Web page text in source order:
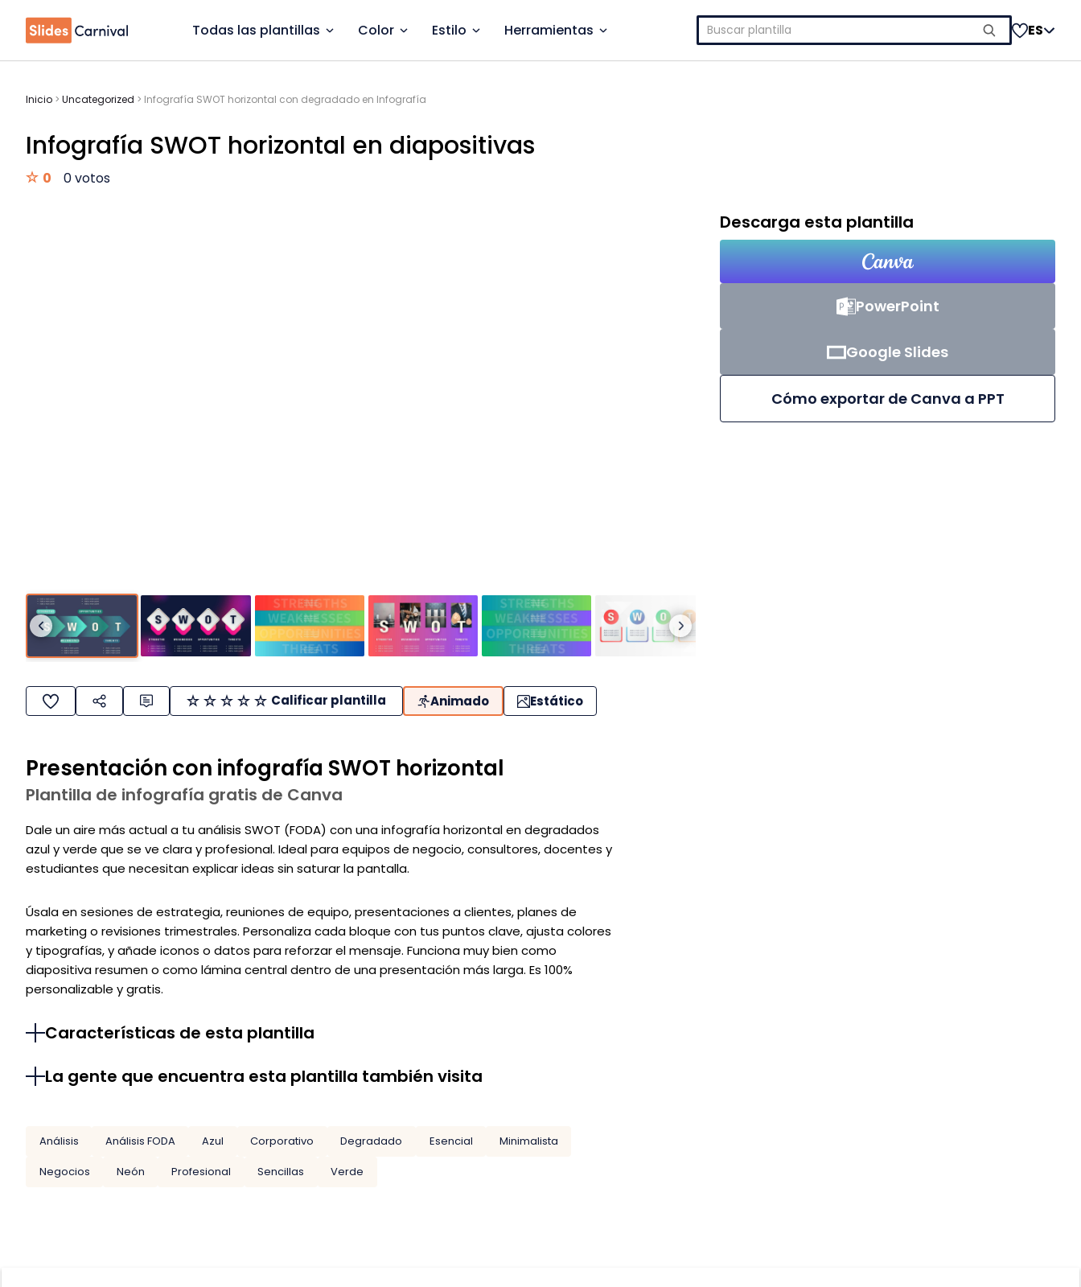
Todas las plantillas Color Estilo Herramientas Buscar: ES
Inicio > Uncategorized > Infografía SWOT horizontal con degradado en Infografía
Infografía SWOT horizontal en diapositivas
0 0 votos
Calificar plantilla Animado Estático
Presentación con infografía SWOT horizontal
Plantilla de infografía gratis de Canva
Dale un aire más actual a tu análisis SWOT (FODA) con una infografía horizontal en degradados
azul y verde que se ve clara y profesional. Ideal para equipos de negocio, consultores, docentes y
estudiantes que necesitan explicar ideas sin saturar la pantalla.
Úsala en sesiones de estrategia, reuniones de equipo, presentaciones a clientes, planes de
marketing o revisiones trimestrales. Personaliza cada bloque con tus puntos clave, ajusta colores
y tipografías, y añade iconos o datos para reforzar el mensaje. Funciona muy bien como
diapositiva resumen o como lámina central dentro de una presentación más larga. Es 100%
personalizable y gratis.
Características de esta plantilla
La gente que encuentra esta plantilla también visita
Análisis Análisis FODA Azul Corporativo Degradado Esencial
Minimalista
Negocios
Neón Profesional Sencillas Verde
Descarga esta plantilla
PowerPoint
Google Slides
Cómo exportar de Canva a PPT